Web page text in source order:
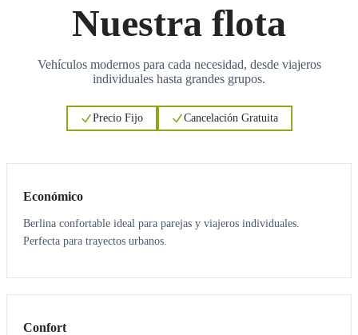
Nuestra flota
Vehículos modernos para cada necesidad, desde viajeros
individuales hasta grandes grupos.
Precio Fijo Cancelación Gratuita
Económico
Berlina confortable ideal para parejas y viajeros individuales.
Perfecta para trayectos urbanos.
3 3
Confort